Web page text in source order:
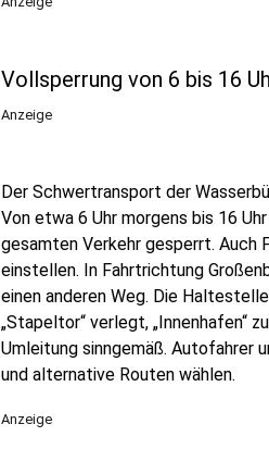
Vollsperrung von 6 bis 16
Anzeige
Der Schwertransport der
Von etwa 6 Uhr morgens bis 16
gesamten Verkehr gesperrt. Auch
einstellen. In Fahrtrichtung
einen anderen Weg. Die
„Stapeltor“ verlegt, „Innenhafen“
Umleitung sinngemäß. Autofahrer
und alternative Routen wählen.
Anzeige